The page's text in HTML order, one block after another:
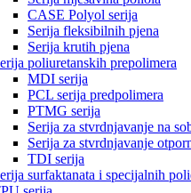
CASE Polyol serija
Serija fleksibilnih pjena
Serija krutih pjena
poliuretanskih prepolimera
MDI serija
PCL serija predpolimera
PTMG serija
Serija za stvrdnjavanje na
Serija za stvrdnjavanje
TDI serija
surfaktanata i specijalnih